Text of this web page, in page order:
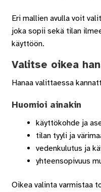
Eri mallien avulla voit
joka sopii sekä tilan
käyttöön.
Valitse oikea
Hanaa valittaessa
Huomioi ainakin
käyttökohde ja
tilan tyyli ja
vedenkulutus ja
yhteensopivuus
Oikea valinta varmistaa